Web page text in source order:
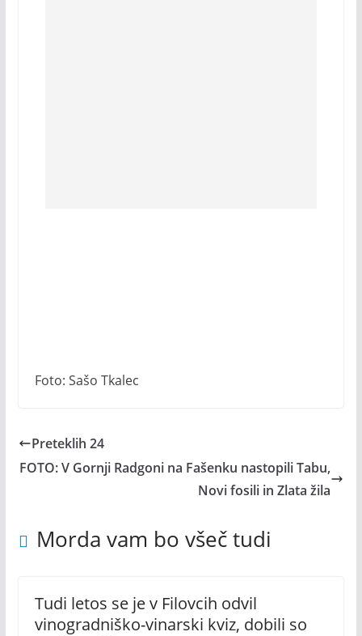
Foto: Sašo Tkalec
Preteklih 24
FOTO: V Gornji Radgoni na Fašenku nastopili Tabu,
Novi fosili in Zlata žila
Morda vam bo všeč tudi
Tudi letos se je v Filovcih odvil
vinogradniško-vinarski kviz, dobili so